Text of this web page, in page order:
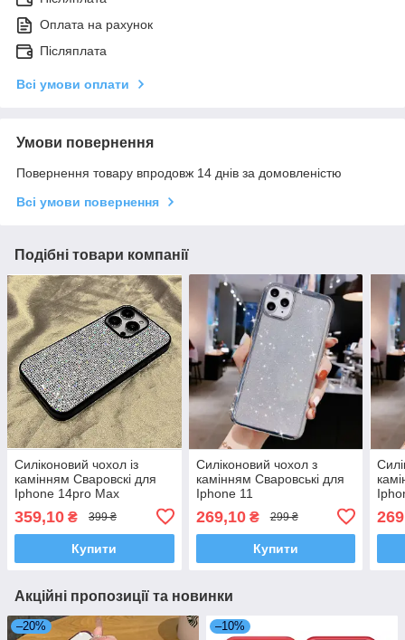
Оплата на рахунок
Післяплата
Всі умови оплати
Умови повернення
Повернення товару впродовж 14 днів за домовленістю
Всі умови повернення
Подібні товари компанії
Силіконовий чохол із
камінням Сваровскі для
Iphone 14pro Max
359,10 ₴ 399 ₴
Купити
Силіконовий чохол з
камінням Сваровські для
Iphone 11
269,10₴ 299 ₴
Купити
Акційні пропозиції та новинки
–20% –10%